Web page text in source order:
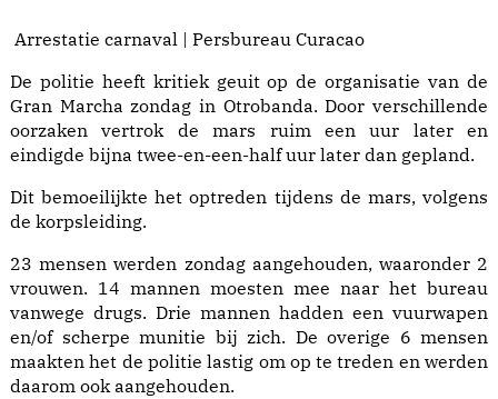
Arrestatie carnaval | Persbureau Curacao
De politie heeft kritiek geuit op de organisatie van de
Gran Marcha zondag in Otrobanda. Door verschillende
oorzaken vertrok de mars ruim een uur later en
eindigde bijna twee-en-een-half uur later dan gepland.
Dit bemoeilijkte het optreden tijdens de mars, volgens
de korpsleiding.
23 mensen werden zondag aangehouden, waaronder 2
vrouwen. 14 mannen moesten mee naar het bureau
vanwege drugs. Drie mannen hadden een vuurwapen
en/of scherpe munitie bij zich. De overige 6 mensen
maakten het de politie lastig om op te treden en werden
daarom ook aangehouden.